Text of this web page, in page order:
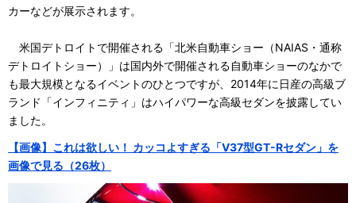
カーなどが展示されます。
米国デトロイトで開催される「北米自動車ショー（NAIAS・通称
デトロイトショー）」は国内外で開催される自動車ショーのなかで
も最大規模となるイベントのひとつですが、2014年に日産の高級ブ
ランド「インフィニティ」はハイパワーな高級セダンを披露してい
ました。
【画像】これは欲しい！ カッコよすぎる「V37型GT-Rセダン」を
画像で見る（26枚）